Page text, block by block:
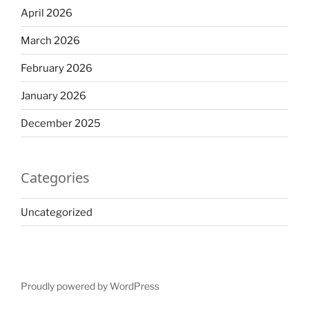
April 2026
March 2026
February 2026
January 2026
December 2025
Categories
Uncategorized
Proudly powered by WordPress